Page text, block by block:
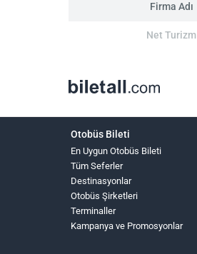
Firma Adı
Net Turizm
Otobüs Bileti
En Uygun Otobüs Bileti
Tüm Seferler
Destinasyonlar
Otobüs Şirketleri
Terminaller
Kampanya ve Promosyonlar